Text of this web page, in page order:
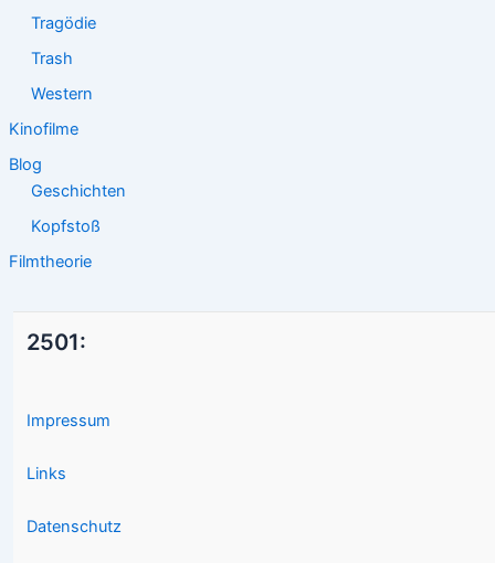
Tragödie
Trash
Western
Kinofilme
Blog
Geschichten
Kopfstoß
Filmtheorie
2501:
Impressum
Links
Datenschutz